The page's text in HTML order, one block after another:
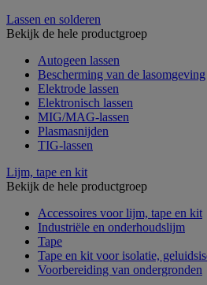
Lassen en solderen
Bekijk de hele productgroep
Autogeen lassen
Bescherming van de lasomgeving
Elektrode lassen
Elektronisch lassen
MIG/MAG-lassen
Plasmasnijden
TIG-lassen
Lijm, tape en kit
Bekijk de hele productgroep
Accessoires voor lijm, tape en kit
Industriële en onderhoudslijm
Tape
Tape en kit voor isolatie,
Voorbereiding van ondergronden